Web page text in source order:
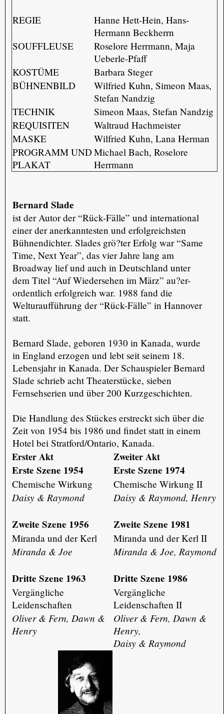
REGIE
Hanne Hett-Hein, Hans-
Hermann Beckherrn
SOUFFLEUSE
Roselore Herrmann, Maja
Ueberle-Pfaff
KOSTÜME
Barbara Steger
BÜHNENBILD
Wilfried Kuhn, Simeon Maas,
Stefan Nandzig
TECHNIK
Simeon Maas, Stefan Nandzig
REQUISITEN
Waltraud Hachmeister
MASKE
Wilfried Kuhn, Lana Herman
PROGRAMM UND
PLAKAT
Michael Bach, Roselore
Herrmann
Bernard Slade
ist der Autor der “Rück-Fälle” und international
einer der anerkanntesten und erfolgreichsten
Bühnendichter. Slades grö?ter Erfolg war “Same
Time, Next Year”, das vier Jahre lang am
Broadway lief und auch in Deutschland unter
dem Titel “Auf Wiedersehen im März” au?er-
ordentlich erfolgreich war. 1988 fand die
Welturaufführung der “Rück-Fälle” in Hannover
statt.
Bernard Slade, geboren 1930 in Kanada, wurde
in England erzogen und lebt seit seinem 18.
Lebensjahr in Kanada. Der Schauspieler Bernard
Slade schrieb acht Theaterstücke, sieben
Fernsehserien und über 200 Kurzgeschichten.
Die Handlung des Stückes erstreckt sich über die
Zeit von 1954 bis 1986 und findet statt in einem
Hotel bei Stratford/Ontario, Kanada.
Erster Akt Zweiter Akt
Erste Szene 1954 Erste Szene 1974
Chemische Wirkung Chemische Wirkung II
Daisy & Raymond Daisy & Raymond, Henry
Zweite Szene 1956 Zweite Szene 1981
Miranda und der Kerl Miranda und der Kerl II
Miranda & Joe Miranda & Joe, Raymond
Dritte Szene 1963 Dritte Szene 1986
Vergängliche
Leidenschaften
Vergängliche
Leidenschaften II
Oliver & Fern, Dawn &
Henry
Oliver & Fern, Dawn &
Henry,
Daisy & Raymond